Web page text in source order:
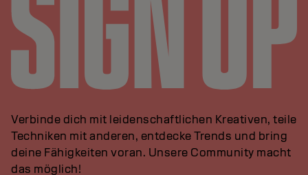
Verbinde dich mit leidenschaftlichen Kreativen, teile
Techniken mit anderen, entdecke Trends und bring
deine Fähigkeiten voran. Unsere Community macht
das möglich!